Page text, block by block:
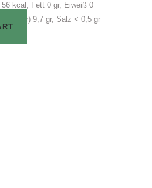
56 kcal, Fett 0 gr, Eiweiß 0
(Zucker) 9,7 gr, Salz < 0,5 gr